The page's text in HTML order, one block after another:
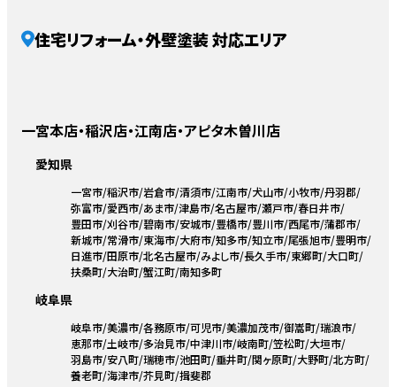
住宅リフォーム・外壁塗装 対応エリア
一宮本店・稲沢店・江南店・アピタ木曽川店
愛知県
一宮市 稲沢市 岩倉市 清須市 江南市 犬山市 小牧市 丹羽郡
弥富市 愛西市 あま市 津島市 名古屋市 瀬戸市 春日井市
豊田市 刈谷市 碧南市 安城市 豊橋市 豊川市 西尾市 蒲郡市
新城市 常滑市 東海市 大府市 知多市 知立市 尾張旭市 豊明市
日進市 田原市 北名古屋市 みよし市 長久手市 東郷町 大口町
扶桑町 大治町 蟹江町 南知多町
岐阜県
岐阜市 美濃市 各務原市 可児市 美濃加茂市 御嵩町 瑞浪市
恵那市 土岐市 多治見市 中津川市 岐南町 笠松町 大垣市
羽島市 安八町 瑞穂市 池田町 垂井町 関ヶ原町 大野町 北方町
養老町 海津市 芥見町 揖斐郡